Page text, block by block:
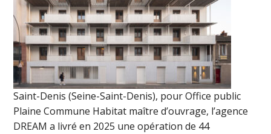
Saint-Denis (Seine-Saint-Denis), pour Office public
Plaine Commune Habitat maître d’ouvrage, l’agence
DREAM a livré en 2025 une opération de 44